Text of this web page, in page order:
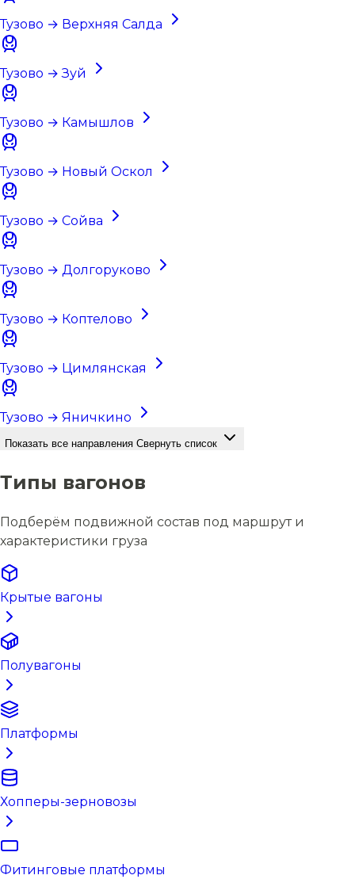
Тузово → Верхняя Салда
Тузово → Зуй
Тузово → Камышлов
Тузово → Новый Оскол
Тузово → Сойва
Тузово → Долгоруково
Тузово → Коптелово
Тузово → Цимлянская
Тузово → Яничкино
Показать все направления Свернуть список
Типы вагонов
Подберём подвижной состав под маршрут и
характеристики груза
Крытые вагоны
Полувагоны
Платформы
Хопперы-зерновозы
Фитинговые платформы